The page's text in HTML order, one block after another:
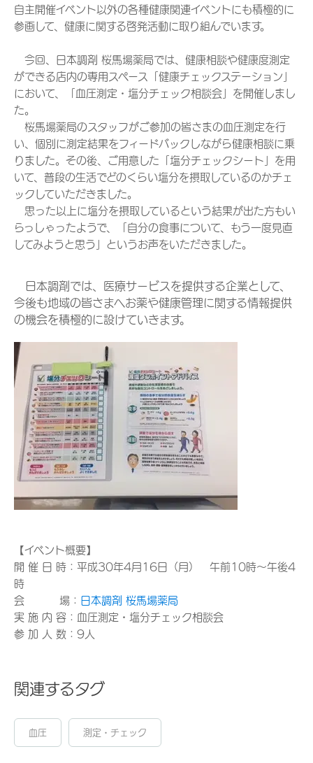
自主開催イベント以外の各種健康関連イベントにも積極的に
参画して、健康に関する啓発活動に取り組んでいます。
今回、日本調剤 桜馬場薬局では、健康相談や健康度測定
ができる店内の専用スペース「健康チェックステーション」
において、「血圧測定・塩分チェック相談会」を開催しまし
た。
桜馬場薬局のスタッフがご参加の皆さまの血圧測定を行
い、個別に測定結果をフィードバックしながら健康相談に乗
りました。その後、ご用意した「塩分チェックシート」を用
いて、普段の生活でどのくらい塩分を摂取しているのかチェ
ックしていただきました。
思った以上に塩分を摂取しているという結果が出た方もい
らっしゃったようで、「自分の食事について、もう一度見直
してみようと思う」というお声をいただきました。
日本調剤では、医療サービスを提供する企業として、
今後も地域の皆さまへお薬や健康管理に関する情報提供
の機会を積極的に設けていきます。
【イベント概要】
開 催 日 時：平成30年4月16日（月） 午前10時～午後4
時
会 場： 日本調剤 桜馬場薬局
実 施 内 容：血圧測定・塩分チェック相談会
参 加 人 数：9人
関連するタグ
血圧 測定・チェック